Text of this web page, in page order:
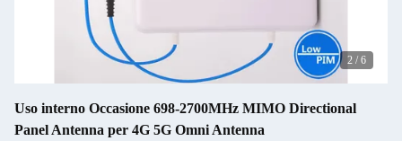
2 / 6
Uso interno Occasione 698-2700MHz MIMO Directional
Panel Antenna per 4G 5G Omni Antenna